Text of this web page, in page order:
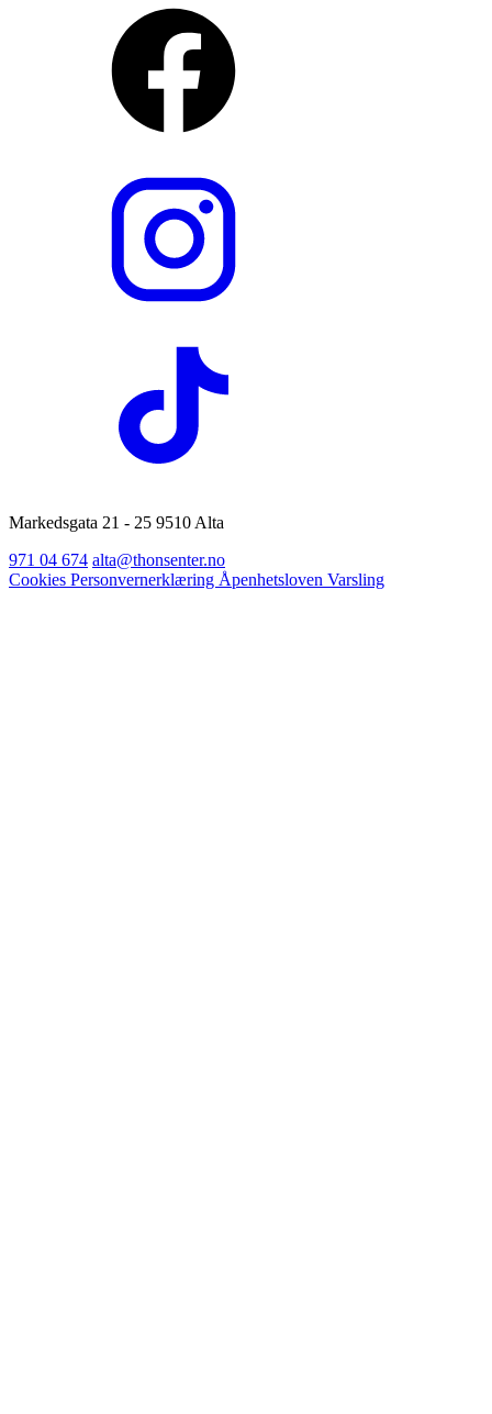
Markedsgata 21 - 25 9510 Alta
971 04 674 alta@thonsenter.no
Cookies Personvernerklæring Åpenhetsloven Varsling